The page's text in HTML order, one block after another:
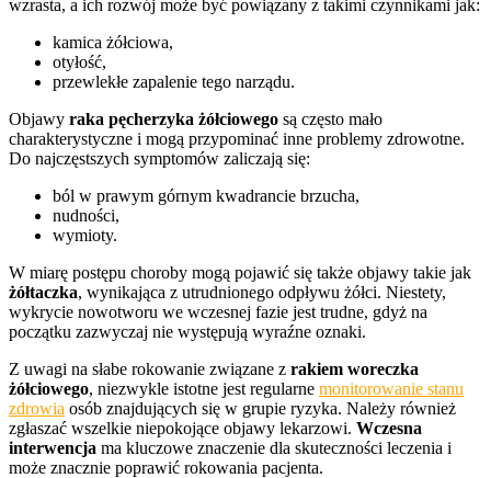
wzrasta, a ich rozwój może być powiązany z takimi czynnikami jak:
kamica żółciowa,
otyłość,
przewlekłe zapalenie tego narządu.
Objawy raka pęcherzyka żółciowego są często mało
charakterystyczne i mogą przypominać inne problemy zdrowotne.
Do najczęstszych symptomów zaliczają się:
ból w prawym górnym kwadrancie brzucha,
nudności,
wymioty.
W miarę postępu choroby mogą pojawić się także objawy takie jak
żółtaczka, wynikająca z utrudnionego odpływu żółci. Niestety,
wykrycie nowotworu we wczesnej fazie jest trudne, gdyż na
początku zazwyczaj nie występują wyraźne oznaki.
Z uwagi na słabe rokowanie związane z rakiem woreczka
żółciowego, niezwykle istotne jest regularne monitorowanie stanu
zdrowia osób znajdujących się w grupie ryzyka. Należy również
zgłaszać wszelkie niepokojące objawy lekarzowi. Wczesna
interwencja ma kluczowe znaczenie dla skuteczności leczenia i
może znacznie poprawić rokowania pacjenta.